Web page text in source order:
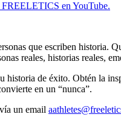
FREELETICS en YouTube.
que escriben historia.
reales, historias reales,
historia de éxito. Obtén la
en un “nunca”.
un email